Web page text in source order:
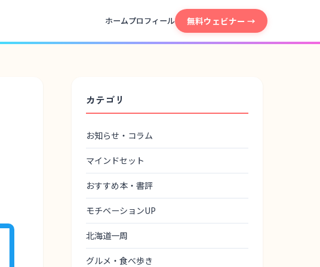
ホームプロフィール 無料ウェビナー →
カテゴリ
お知らせ・コラム
マインドセット
おすすめ本・書評
モチベーションUP
北海道一周
グルメ・食べ歩き